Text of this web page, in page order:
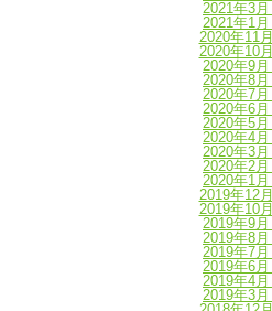
2021年3月
2021年1月
2020年11月
2020年10月
2020年9月
2020年8月
2020年7月
2020年6月
2020年5月
2020年4月
2020年3月
2020年2月
2020年1月
2019年12月
2019年10月
2019年9月
2019年8月
2019年7月
2019年6月
2019年4月
2019年3月